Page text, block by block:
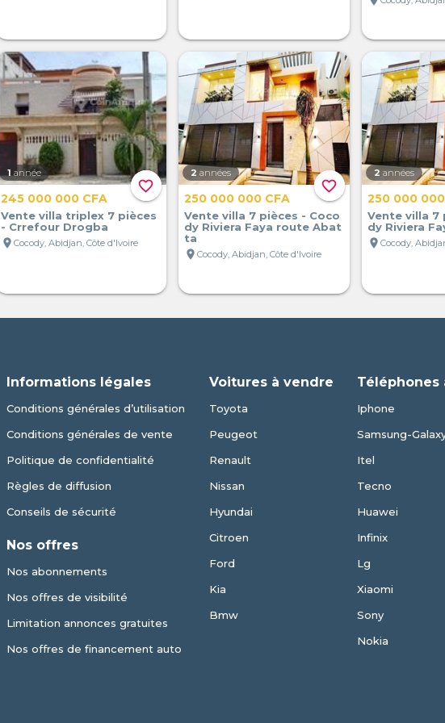
favorite_border
1 année
245 000 000 CFA
Vente villa triplex 7 pièces
- Crrefour Drogba
location_on Cocody, Abidjan, Côte d'Ivoire
favorite_border
2 années
250 000 000 CFA
Vente villa 7 pièces - Coco
dy Riviera Faya route Abat
ta
location_on Cocody, Abidjan, Côte d'Ivoire
2 années
250 000
Vente villa 7
dy Riviera
location_on Cocody,
Informations légales
Conditions générales d’utilisation
Conditions générales de vente
Politique de confidentialité
Règles de diffusion
Conseils de sécurité
Nos offres
Nos abonnements
Nos offres de visibilité
Limitation annonces gratuites
Nos offres de financement auto
Voitures à vendre
Toyota
Peugeot
Renault
Nissan
Hyundai
Citroen
Ford
Kia
Bmw
Téléphones
Iphone
Samsung-
Itel
Tecno
Huawei
Infinix
Lg
Xiaomi
Sony
Nokia